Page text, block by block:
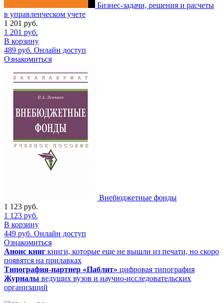
Бизнес-задачи, решения и расчеты
в управленческом учете
1 201 руб.
1 201 руб.
В корзину
489 руб. Онлайн доступ
Ознакомиться
Внебюджетные фонды
1 123 руб.
1 123 руб.
В корзину
449 руб. Онлайн доступ
Ознакомиться
Анонс книг книги, которые еще не вышли из печати, но скоро
появятся на прилавках
Типография-партнер «Паблит» цифровая типография
Журналы ведущих вузов и научно-исследовательских
организаций